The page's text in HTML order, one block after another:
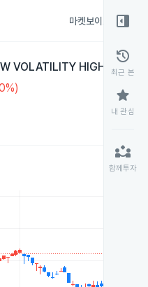
마켓보이스
VOLATILITY HIGH
right_panel_open
history
최근 본
star
내 관심
partner_exchange
함께투자